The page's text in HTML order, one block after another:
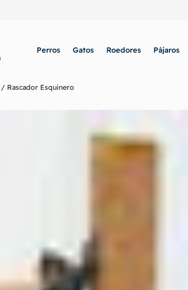
Perros Gatos Roedores Pájaros
/ Rascador Esquinero